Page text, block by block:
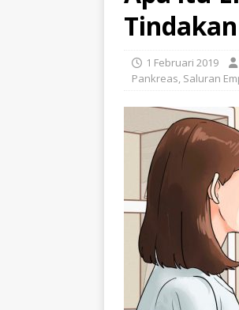
1 Februari 2019
Pankreas, Saluran